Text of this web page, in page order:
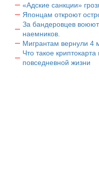
«Адские санкции»
Японцам откроют
За бандеровцев
наемников.
Мигрантам вернули 4
Что такое криптокарта
повседневной жизни